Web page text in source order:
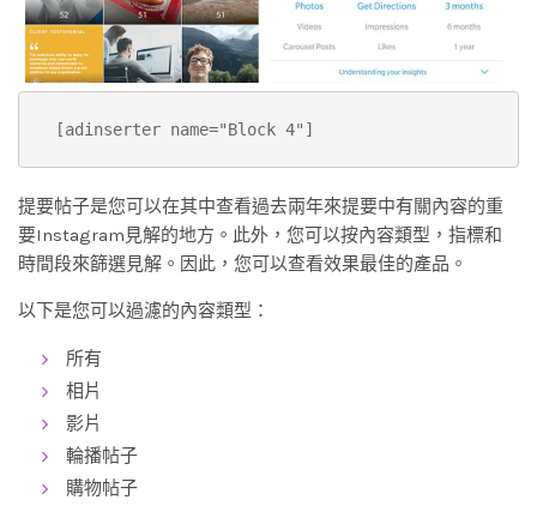
[adinserter name="Block 4"]
提要帖子是您可以在其中查看過去兩年來提要中有關內容的重
要Instagram見解的地方。此外，您可以按內容類型，指標和
時間段來篩選見解。因此，您可以查看效果最佳的產品。
以下是您可以過濾的內容類型：
所有
相片
影片
輪播帖子
購物帖子